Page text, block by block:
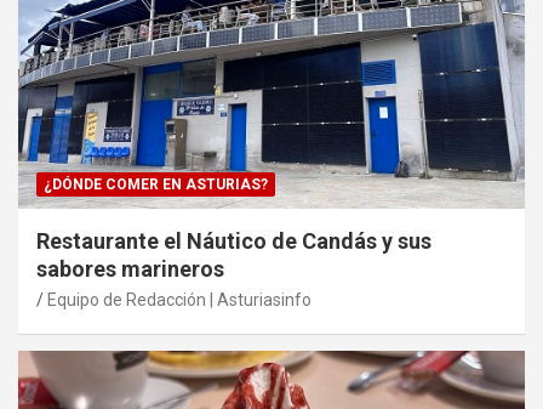
¿DÓNDE COMER EN ASTURIAS?
Restaurante el Náutico de Candás y sus
sabores marineros
Equipo de Redacción | Asturiasinfo